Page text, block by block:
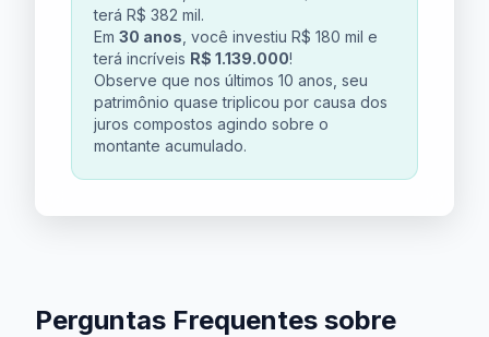
terá R$ 382 mil.
Em 30 anos , você investiu R$ 180 mil e
terá incríveis R$ 1.139.000!
Observe que nos últimos 10 anos, seu
patrimônio quase triplicou por causa dos
juros compostos agindo sobre o
montante acumulado.
Perguntas Frequentes sobre